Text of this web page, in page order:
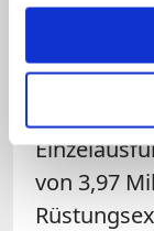
von 7,86
entspricht
im
von 3,97